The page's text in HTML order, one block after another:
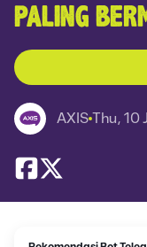
PALING
AXIS Thu, 10